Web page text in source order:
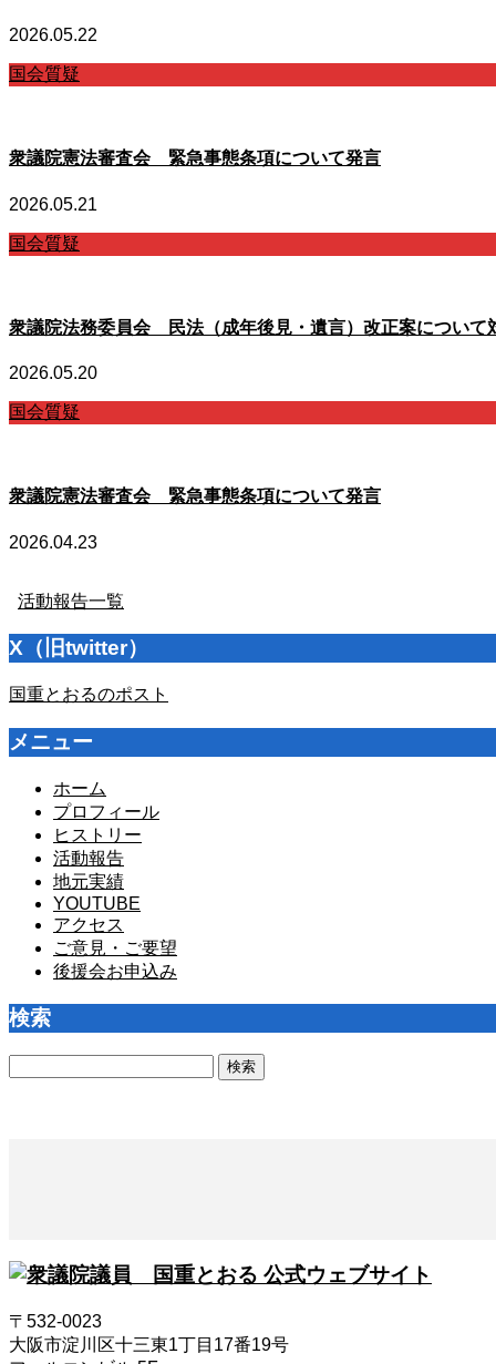
2026.05.22
国会質疑
衆議院憲法審査会 緊急事態条項について発言
2026.05.21
国会質疑
衆議院法務委員会 民法（成年後見・遺言）改正案について
2026.05.20
国会質疑
衆議院憲法審査会 緊急事態条項について発言
2026.04.23
活動報告一覧
X（旧twitter）
国重とおるのポスト
メニュー
ホーム
プロフィール
ヒストリー
活動報告
地元実績
YOUTUBE
アクセス
ご意見・ご要望
後援会お申込み
検索
〒532-0023
大阪市淀川区十三東1丁目17番19号